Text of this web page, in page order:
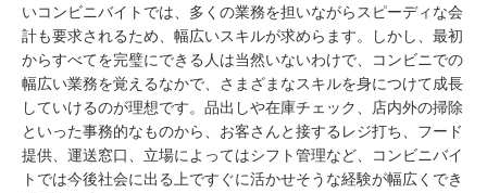
いコンビニバイトでは、多くの業務を担いながらスピーディな会
計も要求されるため、幅広いスキルが求めらます。しかし、最初
からすべてを完璧にできる人は当然いないわけで、コンビニでの
幅広い業務を覚えるなかで、さまざまなスキルを身につけて成長
していけるのが理想です。品出しや在庫チェック、店内外の掃除
といった事務的なものから、お客さんと接するレジ打ち、フード
提供、運送窓口、立場によってはシフト管理など、コンビニバイ
トでは今後社会に出る上ですぐに活かせそうな経験が幅広くでき